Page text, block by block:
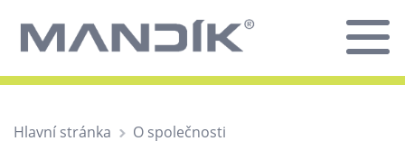
Hlavní stránka O společnosti